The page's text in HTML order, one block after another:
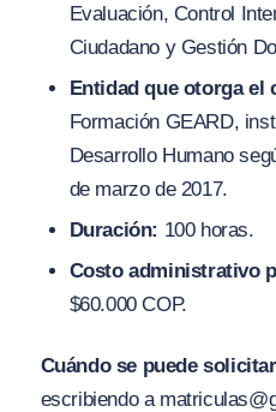
Evaluación, Control
Ciudadano y Gestión
Entidad que otorga el
Formación GEARD,
Desarrollo Humano
de marzo de 2017.
Duración: 100 horas.
Costo administrativo
$60.000 COP.
Cuándo se puede
escribiendo a